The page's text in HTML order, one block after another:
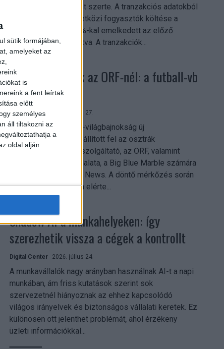
sütik formájában,
amelyeket az
is
a fent leírtak
előtt
személyes
áll tiltakozni az
a
oldal alján
aktivitásban Budapest szerte. A tranzakciós adatokból
kiderül, hogy a nemzetközi fogyasztók költése a
versenyhétvégén 26%-kal emelkedett az előző
hétvégéhez viszonyítva. A tranzakciók...
Rekordok dőltek az ORF-nél: a futball-vb
mindent vitt
Digital Center 2026. július 27.
A 2026-os labdarúgó-világbajnokság új
streamingrekordokat állított fel az osztrák
közszolgálati műsorszolgáltató, az ORF, valamint
technológiai leányvállalata, a Big Blue Marble számára
– írja a Broadband TV News. A döntő mérkőzés során
az átlagos nézőszám elérte...
Shadow AI a munkahelyeken: így
szerezhetik vissza a cégek a kontrollt
Digital Center 2026. július 24.
A munkavállalók nagy arányban használnak AI-t a napi
munkában, ám friss kutatások szerint sok
szervezetnél hiányoznak az ehhez kapcsolódó
világos irányelvek és biztonságos vállalati keretek. Ez
különösen ott jelenthet problémát, ahol érzékeny
üzleti információkkal...